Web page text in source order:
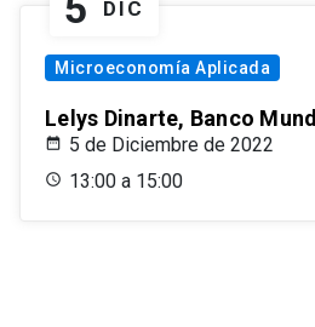
DIC
Microeconomía Aplicada
Lelys Dinarte, Banco
5 de Diciembre de 2022
13:00 a 15:00